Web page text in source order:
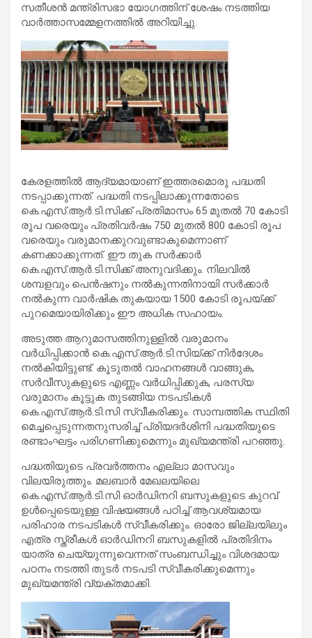
സതീശന്‍ മന്ത്രിസഭാ യോഗത്തിന് ശേഷം നടത്തിയ
വാര്‍ത്താസമ്മേളനത്തില്‍ അറിയിച്ചു.
കേരളത്തില്‍ ആദ്യമായാണ് ഇത്തരമൊരു പദ്ധതി
നടപ്പാക്കുന്നത്. പദ്ധതി നടപ്പിലാക്കുന്നതോടെ
കെ.എസ്.ആര്‍.ടി.സിക്ക് പ്രതിമാസം 65 മുതല്‍ 70 കോടി
രൂപ വരെയും പ്രതിവര്‍ഷം 750 മുതല്‍ 800 കോടി രൂപ
വരെയും വരുമാനക്കുറവുണ്ടാകുമെന്നാണ്
കണക്കാക്കുന്നത്. ഈ തുക സര്‍ക്കാര്‍
കെ.എസ്.ആര്‍.ടി.സിക്ക് അനുവദിക്കും. നിലവില്‍
ശമ്പളവും പെന്‍ഷനും നല്‍കുന്നതിനായി സര്‍ക്കാര്‍
നല്‍കുന്ന വാര്‍ഷിക തുകയായ 1500 കോടി രൂപയ്ക്ക്
പുറമെയായിരിക്കും ഈ അധിക സഹായം.
അടുത്ത ആറുമാസത്തിനുള്ളില്‍ വരുമാനം
വര്‍ധിപ്പിക്കാന്‍ കെ.എസ്.ആര്‍.ടി.സിയ്ക്ക് നിര്‍ദേശം
നല്‍കിയിട്ടുണ്ട്. കൂടുതല്‍ വാഹനങ്ങള്‍ വാങ്ങുക,
സര്‍വീസുകളുടെ എണ്ണം വര്‍ധിപ്പിക്കുക, പരസ്യ
വരുമാനം കൂട്ടുക തുടങ്ങിയ നടപടികള്‍
കെ.എസ്.ആര്‍.ടി.സി സ്വീകരിക്കും. സാമ്പത്തിക സ്ഥിതി
മെച്ചപ്പെടുന്നതനുസരിച്ച് പ്രിയദര്‍ശിനി പദ്ധതിയുടെ
രണ്ടാംഘട്ടം പരിഗണിക്കുമെന്നും മുഖ്യമന്ത്രി പറഞ്ഞു.
പദ്ധതിയുടെ പ്രവര്‍ത്തനം എല്ലാ മാസവും
വിലയിരുത്തും. മലബാര്‍ മേഖലയിലെ
കെ.എസ്.ആര്‍.ടി.സി ഓര്‍ഡിനറി ബസുകളുടെ കുറവ്
ഉള്‍പ്പെടെയുള്ള വിഷയങ്ങള്‍ പഠിച്ച് ആവശ്യമായ
പരിഹാര നടപടികള്‍ സ്വീകരിക്കും. ഓരോ ജില്ലയിലും
എത്ര സ്ത്രീകള്‍ ഓര്‍ഡിനറി ബസുകളില്‍ പ്രതിദിനം
യാത്ര ചെയ്യുന്നുവെന്നത് സംബന്ധിച്ചും വിശദമായ
പഠനം നടത്തി തുടര്‍ നടപടി സ്വീകരിക്കുമെന്നും
മുഖ്യമന്ത്രി വ്യക്തമാക്കി.